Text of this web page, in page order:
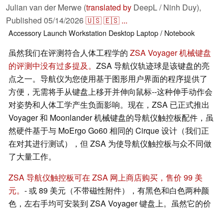
Julian van der Merwe (translated by DeepL / Ninh Duy),
Published 05/14/2026🇺🇸🇪🇸 ...
Accessory Launch Workstation Desktop Laptop / Notebook
虽然我们在评测符合人体工程学的 ZSA Voyager 机械键盘
的评测中没有过多提及。 ZSA 导航仪轨迹球是该键盘的亮
点之一。导航仪为您使用基于图形用户界面的程序提供了
方便，无需将手从键盘上移开并伸向鼠标--这种伸手动作会
对姿势和人体工学产生负面影响。现在，ZSA 已正式推出
Voyager 和 Moonlander 机械键盘的导航仪触控板配件，虽
然硬件基于与 MoErgo Go60 相同的 Cirque 设计（我们正
在对其进行测试），但 ZSA 为使导航仪触控板与众不同做
了大量工作。
ZSA 导航仪触控板可在 ZSA 网上商店购买，售价 99 美
元。 - 或 89 美元（不带磁性附件），有黑色和白色两种颜
色，左右手均可安装到 ZSA Voyager 键盘上。虽然它的价